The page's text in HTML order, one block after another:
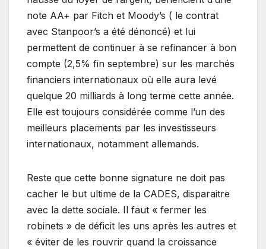
note AA+ par Fitch et Moody’s ( le contrat
avec Stanpoor’s a été dénoncé) et lui
permettent de continuer à se refinancer à bon
compte (2,5% fin septembre) sur les marchés
financiers internationaux où elle aura levé
quelque 20 milliards à long terme cette année.
Elle est toujours considérée comme l’un des
meilleurs placements par les investisseurs
internationaux, notamment allemands.
Reste que cette bonne signature ne doit pas
cacher le but ultime de la CADES, disparaitre
avec la dette sociale. Il faut « fermer les
robinets » de déficit les uns après les autres et
« éviter de les rouvrir quand la croissance